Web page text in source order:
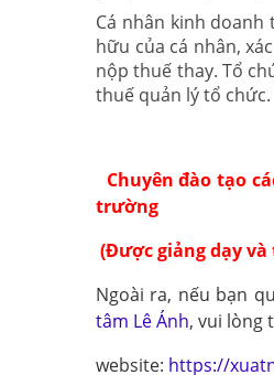
Cá nhân kinh
hữu của cá nhân,
nộp thuế thay. Tổ
thuế quản lý tổ chức.
Chuyên đào tạo
trường
(Được giảng dạy
Ngoài ra, nếu bạn
tâm Lê Ánh, vui lòng
website: https://